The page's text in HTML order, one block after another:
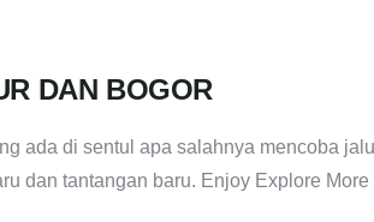
DAN BOGOR
ada di sentul apa salahnya mencoba
dan tantangan baru. Enjoy Explore More